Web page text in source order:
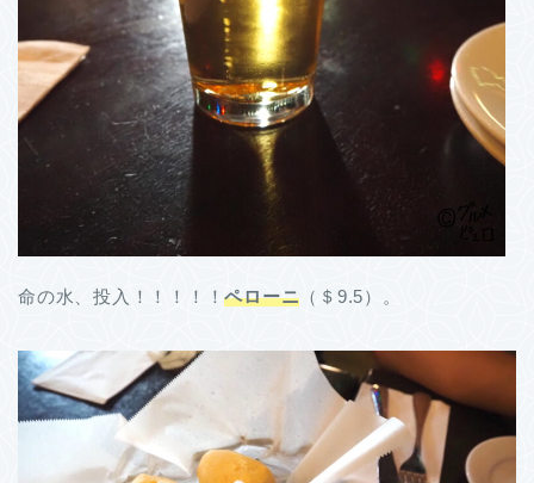
命の水、投入！！！！！ペローニ （＄9.5）。